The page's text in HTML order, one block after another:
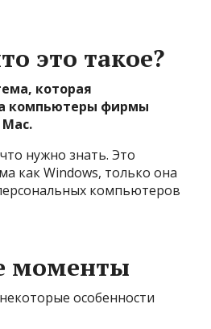
это такое?
которая
компьютеры фирмы
нужно знать. Это
как Windows, только она
компьютеров
моменты
особенности